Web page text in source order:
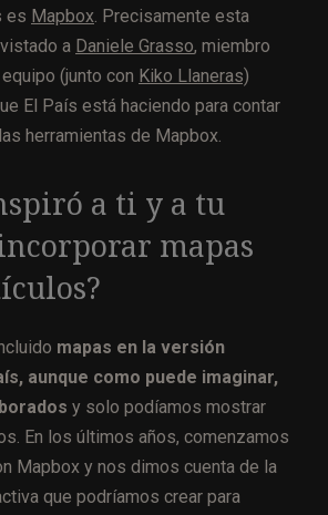
es Mapbox. Precisamente esta
a Daniele Grasso, miembro
(junto con Kiko Llaneras)
El País está haciendo para contar
herramientas de Mapbox.
a ti y a tu
mapas
mapas en la versión
aunque como puede imaginar,
y solo podíamos mostrar
En los últimos años, comenzamos
Mapbox y nos dimos cuenta de la
que podríamos crear para